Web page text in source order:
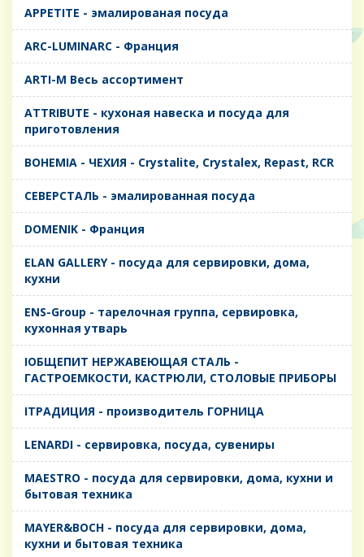
APPETITE - эмалированая посуда
ARC-LUMINARC - Франция
ARTI-M Весь ассортимент
ATTRIBUTE - кухоная навеска и посуда для
приготовления
BOHEMIA - ЧЕХИЯ - Crystalite, Crystalex, Repast, RCR
CЕВЕРСТАЛЬ - эмалированная посуда
DOMENIK - Франция
ELAN GALLERY - посуда для сервировки, дома,
кухни
ENS-Group - тарелочная группа, сервировка,
кухонная утварь
IОБЩЕПИТ НЕРЖАВЕЮЩАЯ СТАЛЬ -
ГАСТРОЕМКОСТИ, КАСТРЮЛИ, СТОЛОВЫЕ ПРИБОРЫ
IТРАДИЦИЯ - производитель ГОРНИЦА
LENARDI - сервировка, посуда, сувениры
MAESTRO - посуда для сервировки, дома, кухни и
бытовая техника
MAYER&BOCH - посуда для сервировки, дома,
кухни и бытовая техника